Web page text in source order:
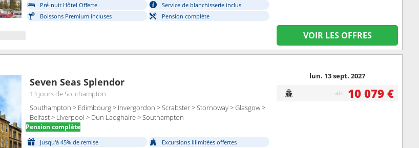
Pré-nuit Hôtel Offerte
Service de blanchisserie inclus
Boissons Premium incluses
Pension complète
VOIR LES OFFRES
Seven Seas Splendor
13 joursde Southampton
Southampton > Edimbourg > Invergordon > Scrabster > Stornoway > Glasgow >
Belfast > Liverpool > Dun Laoghaire > Southampton
Pension complète
Jusqu'à 45% de remise
Excursions illimitées offertes
lun. 13 sept. 2027
dès 10 079 €